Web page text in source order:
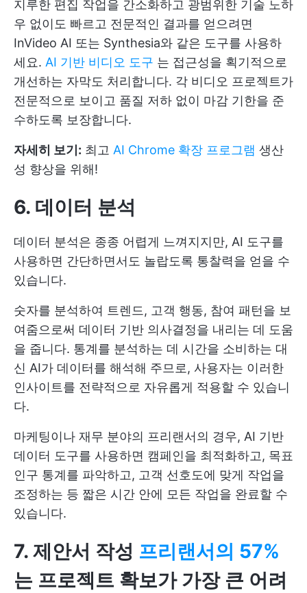
지루한 편집 작업을 간소화하고 광범위한 기술 노하
우 없이도 빠르고 전문적인 결과를 얻으려면
InVideo AI 또는 Synthesia와 같은 도구를 사용하
세요. AI 기반 비디오 도구 는 접근성을 획기적으로
개선하는 자막도 처리합니다. 각 비디오 프로젝트가
전문적으로 보이고 품질 저하 없이 마감 기한을 준
수하도록 보장합니다.
자세히 보기: 최고 AI Chrome 확장 프로그램 생산
성 향상을 위해!
6. 데이터 분석
데이터 분석은 종종 어렵게 느껴지지만, AI 도구를
사용하면 간단하면서도 놀랍도록 통찰력을 얻을 수
있습니다.
숫자를 분석하여 트렌드, 고객 행동, 참여 패턴을 보
여줌으로써 데이터 기반 의사결정을 내리는 데 도움
을 줍니다. 통계를 분석하는 데 시간을 소비하는 대
신 AI가 데이터를 해석해 주므로, 사용자는 이러한
인사이트를 전략적으로 자유롭게 적용할 수 있습니
다.
마케팅이나 재무 분야의 프리랜서의 경우, AI 기반
데이터 도구를 사용하면 캠페인을 최적화하고, 목표
인구 통계를 파악하고, 고객 선호도에 맞게 작업을
조정하는 등 짧은 시간 안에 모든 작업을 완료할 수
있습니다.
7. 제안서 작성 프리랜서의 57%
는 프로젝트 확보가 가장 큰 어려